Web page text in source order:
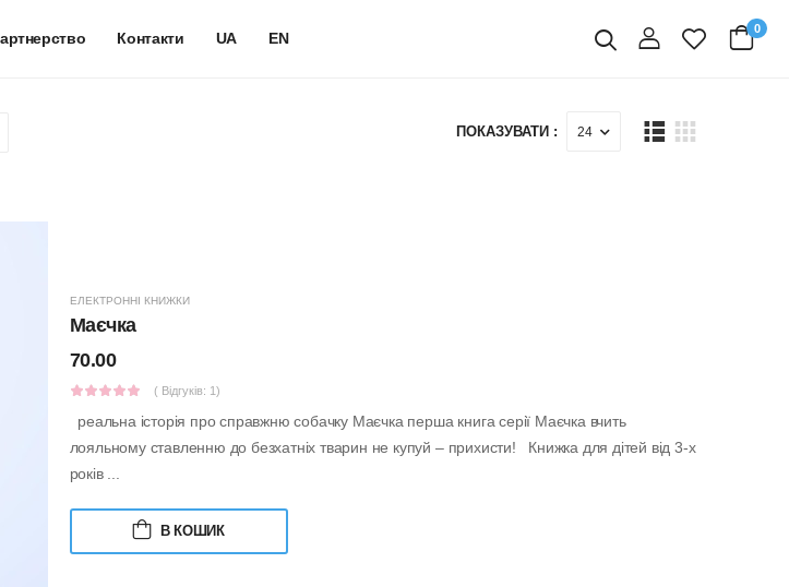
Контакти UA EN
Пошуквхід
0
ПОКАЗУВАТИ :
ЕЛЕКТРОННІ КНИЖКИ
Маєчка
70.00
( Відгуків: 1)
лояльному ставленню до безхатніх тварин не купуй – прихисти! Книжка для дітей від 3-х
років ...
В КОШИК